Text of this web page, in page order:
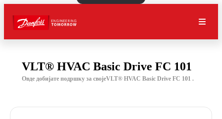
VLT® HVAC Basic Drive FC 101
Овде добијате подршку за својеVLT® HVAC Basic Drive FC 101 .